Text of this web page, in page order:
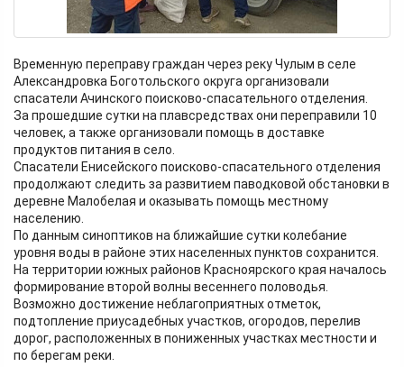
Временную переправу граждан через реку Чулым в селе
Александровка Боготольского округа организовали
спасатели Ачинского поисково-спасательного отделения.
За прошедшие сутки на плавсредствах они переправили 10
человек, а также организовали помощь в доставке
продуктов питания в село.
Спасатели Енисейского поисково-спасательного отделения
продолжают следить за развитием паводковой обстановки в
деревне Малобелая и оказывать помощь местному
населению.
По данным синоптиков на ближайшие сутки колебание
уровня воды в районе этих населенных пунктов сохранится.
На территории южных районов Красноярского края началось
формирование второй волны весеннего половодья.
Возможно достижение неблагоприятных отметок,
подтопление приусадебных участков, огородов, перелив
дорог, расположенных в пониженных участках местности и
по берегам реки.